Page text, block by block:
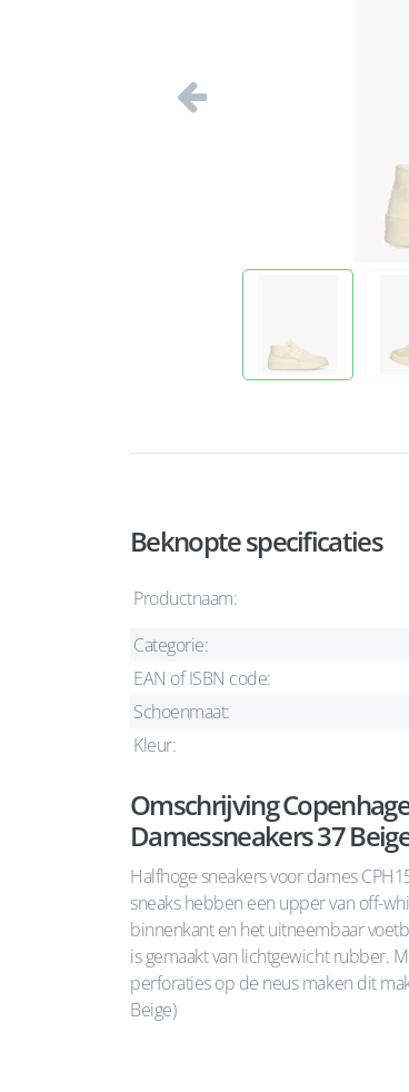
Vorige
Beknopte specificaties
Productnaam:
Categorie:
EAN of ISBN code:
Schoenmaat:
Kleur:
Omschrijving
Damessneakers 37
Halfhoge sneakers voor dames
sneaks hebben een upper van off-
binnenkant en het uitneembaar
is gemaakt van lichtgewicht rubber.
perforaties op de neus maken dit
Beige)